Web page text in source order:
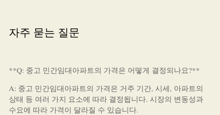
자주 묻는 질문
**Q: 중고 민간임대아파트의 가격은 어떻게 결정되나요?**
A: 중고 민간임대아파트의 가격은 거주 기간, 시세, 아파트의
상태 등 여러 가지 요소에 따라 결정됩니다. 시장의 변동성과
수요에 따라 가격이 달라질 수 있습니다.